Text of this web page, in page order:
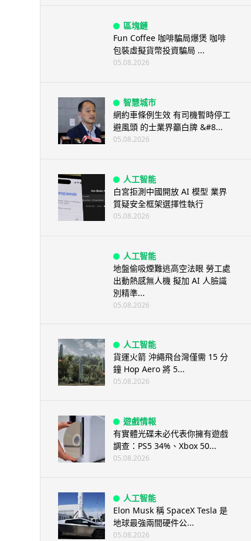
區塊鏈
Fun Coffee 咖啡騙局爆煲 咖啡
包裝虛擬貨幣投資騙局 ...
05.08.2026
智慧城市
網約車條例生效 有司機暫時停工
避風頭 的士業界籲白牌 &#8...
05.08.2026
人工智能
白宮拒測中國開放 AI 模型 業界
質疑安全框架選擇性執行
05.08.2026
人工智能
地盤偷吸煙難逃高空法眼 勞工處
出動熱感無人機 擬加 AI 人臉識
別精準...
05.08.2026
人工智能
貨運火箭 沖繩飛台灣僅需 15 分
鐘 Hop Aero 將 5...
05.08.2026
遊戲情報
有實體光碟未必代表你擁有遊戲
調查：PS5 34%、Xbox 50...
05.08.2026
人工智能
Elon Musk 稱 SpaceX Tesla 是
地球最強兩間硬件公...
05.08.2026